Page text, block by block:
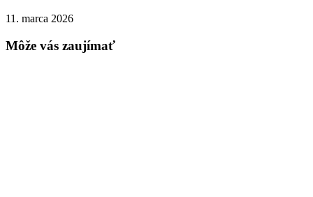
11. marca 2026
Môže vás zaujímať